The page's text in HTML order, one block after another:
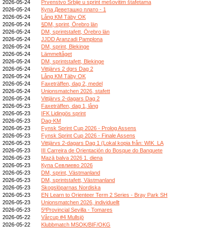
2026-05-24
Prvenstvo Srbije u sprint mešovitim štafetama
2026-05-24
Купа Деветашко плато - 1
2026-05-24
Lång KM Täby OK
2026-05-24
§DM, sprint, Örebro län
2026-05-24
DM, sprintstafett, Örebro län
2026-05-24
JJDD Aranzadi Pamplona
2026-05-24
DM, sprint, Blekinge
2026-05-24
Lämmeltåget
2026-05-24
DM, sprintstafett, Blekinge
2026-05-24
Vittjärvs 2 dgrs Dag 2
2026-05-24
Lång KM Täby OK
2026-05-24
Faxeträffen, dag 2, medel
2026-05-24
Unionsmatchen 2026, stafett
2026-05-24
Vittjärvs 2-dagars Dag 2
2026-05-23
Faxeträffen, dag 1, lång
2026-05-23
IFK Lidingös sprint
2026-05-23
Dag-KM
2026-05-23
Fynsk Sprint Cup 2026 - Prolog Assens
2026-05-23
Fynsk Sprint Cup 2026 - Finale Assens
2026-05-23
Vittjärvs 2-dagars Dag 1 (Lokal kopia från: WIK_LA
2026-05-23
III Carreira de Orientación do Bosque do Banquete
2026-05-23
Mazā balva 2026 1. diena
2026-05-23
Купа Севлиево 2026
2026-05-23
DM, sprint, Västmanland
2026-05-23
DM, sprintstafett, Västmanland
2026-05-23
Skogslöparnas Nordiska
2026-05-23
EN Learn to Orienteer Term 2 Series - Bray Park SH
2026-05-23
Unionsmatchen 2026, individuellt
2026-05-23
5ºProvincial Sevilla - Tomares
2026-05-22
Vårcup #4 Mullsjö
2026-05-22
Klubbmatch MSOK/BIF/OKG